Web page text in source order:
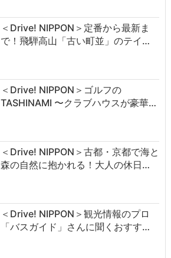
＜Drive! NIPPON＞定番から最新ま
で！飛騨高山「古い町並」のテイ…
＜Drive! NIPPON＞ゴルフの
TASHINAMI 〜クラブハウスが豪華…
＜Drive! NIPPON＞古都・京都で海と
森の自然に抱かれる！大人の休日…
＜Drive! NIPPON＞観光情報のプロ
「バスガイド」さんに聞くおすす…